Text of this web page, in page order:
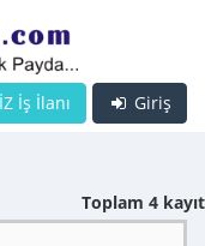
Giriş
İş İlanı
Toplam 4 kayıt